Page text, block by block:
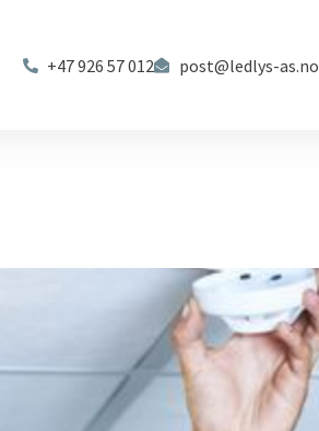
+47 926 57 012 post@ledlys-as.no